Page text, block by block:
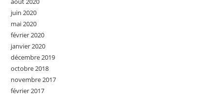
juin 2020
mai 2020
février 2020
janvier 2020
décembre 2019
octobre 2018
novembre 2017
février 2017